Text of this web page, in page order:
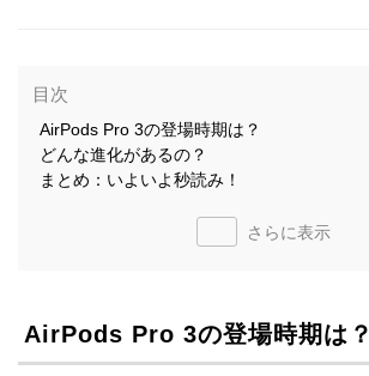
目次
AirPods Pro 3の登場時期は？
どんな進化があるの？
まとめ：いよいよ秒読み！
さらに表示
AirPods Pro 3の登場時期は？